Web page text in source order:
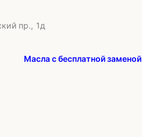
пр., 1д
Масла с бесплатной заменой